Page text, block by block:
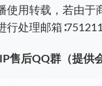
使用转载，若由
行处理邮箱
售后QQ群（提供